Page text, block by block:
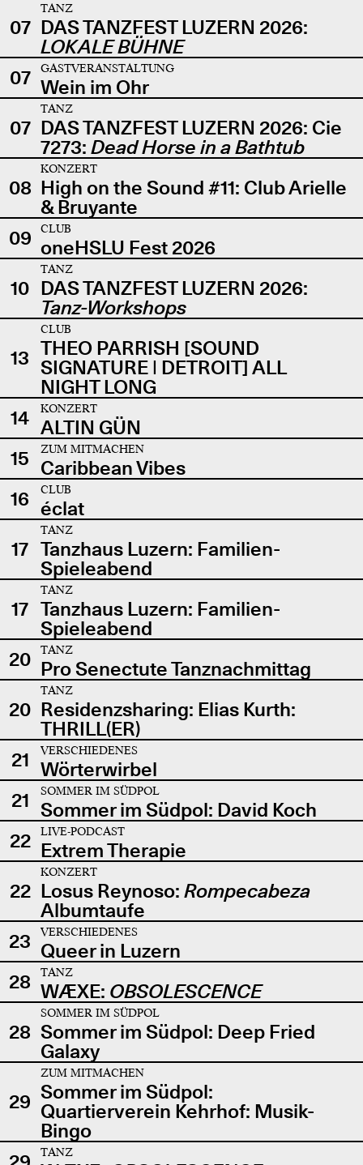
07
TANZ
DAS TANZFEST LUZERN 2026:
LOKALE BÜHNE
07
GASTVERANSTALTUNG
Wein im Ohr
07
TANZ
DAS TANZFEST LUZERN 2026: Cie
7273: Dead Horse in a Bathtub
08
KONZERT
High on the Sound #11: Club Arielle
& Bruyante
09
CLUB
oneHSLU Fest 2026
10
TANZ
DAS TANZFEST LUZERN 2026:
Tanz-Workshops
13
CLUB
THEO PARRISH [SOUND
SIGNATURE | DETROIT] ALL
NIGHT LONG
14
KONZERT
ALTIN GÜN
15
ZUM MITMACHEN
Caribbean Vibes
16
CLUB
éclat
17
TANZ
Tanzhaus Luzern: Familien-
Spieleabend
17
TANZ
Tanzhaus Luzern: Familien-
Spieleabend
20
TANZ
Pro Senectute Tanznachmittag
20
TANZ
Residenzsharing: Elias Kurth:
THRILL(ER)
21
VERSCHIEDENES
Wörterwirbel
21
SOMMER IM SÜDPOL
Sommer im Südpol: David Koch
22
LIVE-PODCAST
Extrem Therapie
22
KONZERT
Losus Reynoso: Rompecabeza
Albumtaufe
23
VERSCHIEDENES
Queer in Luzern
28
TANZ
WÆXE: OBSOLESCENCE
28
SOMMER IM SÜDPOL
Sommer im Südpol: Deep Fried
Galaxy
29
ZUM MITMACHEN
Sommer im Südpol:
Quartierverein Kehrhof: Musik-
Bingo
TANZ